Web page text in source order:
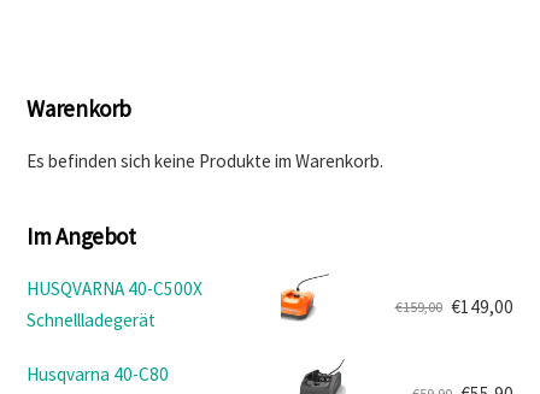
Warenkorb
Es befinden sich keine Produkte im Warenkorb.
Im Angebot
HUSQVARNA 40-C500X
Schnellladegerät
€159,00
Ursprünglicher
war:
€149,00
Aktueller
ist:
Husqvarna 40-C80